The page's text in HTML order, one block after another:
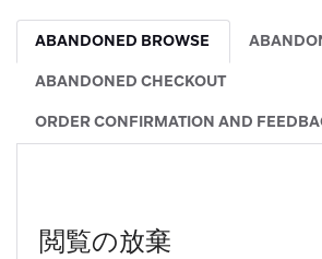
ABANDONED BROWSE
ABANDONED CHECKOUT
ORDER CONFIRMATION AND
閲覧の放棄